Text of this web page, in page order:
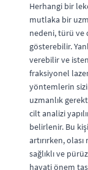
Herhangi bir
mutlaka bir
nedeni, türü ve
gösterebilir.
verebilir ve
fraksiyonel
yöntemlerin
uzmanlık
cilt analizi
belirlenir. Bu
artırırken,
sağlıklı ve
hayati önem